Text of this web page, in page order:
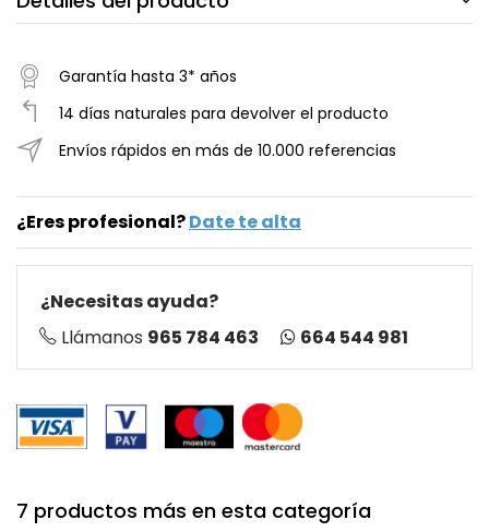
Garantía hasta 3* años
14 días naturales para devolver el producto
Envíos rápidos en más de 10.000 referencias
¿Eres profesional?Date te alta
¿Necesitas ayuda?
Llámanos 965 784 463 664 544 981
7 productos más en esta categoría